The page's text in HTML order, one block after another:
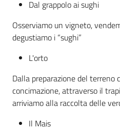
Dal grappolo ai sughi
Osserviamo un vigneto,
degustiamo i “sughi”
L'orto
Dalla preparazione del terreno
concimazione, attraverso il
arriviamo alla raccolta delle
Il Mais